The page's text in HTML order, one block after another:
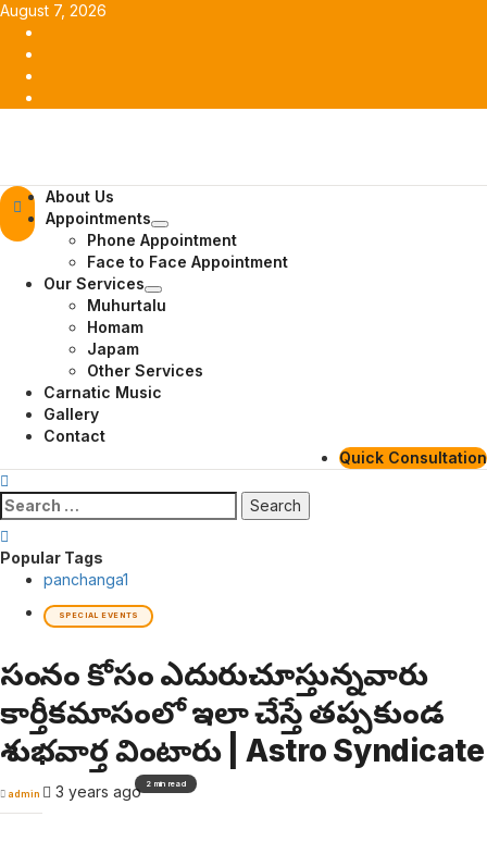
Skip
content
August 7, 2026
Primary
Menu
About Us
Appointments
Phone Appointment
Face to Face Appointment
Our Services
Muhurtalu
Homam
Japam
Other Services
Carnatic Music
Gallery
Contact
Quick Consultation
Search
for:
Popular Tags
panchanga1
SPECIAL EVENTS
సంతానం కోసం ఎదురుచూస్తున్నవారు
కార్తీకమాసంలో ఇలా చేస్తే తప్పకుండ
శుభవార్త వింటారు | Astro Syndicate
admin 3 years ago2 min read